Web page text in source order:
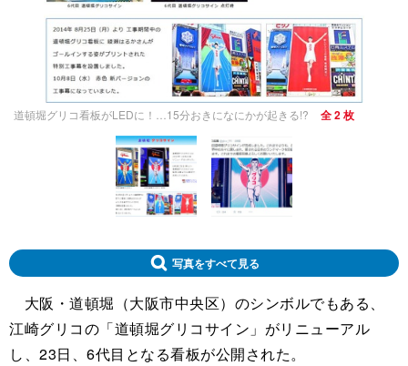
道頓堀グリコ看板がLEDに！…15分おきになにかが起きる!? 全 2 枚
写真をすべて見る
大阪・道頓堀（大阪市中央区）のシンボルでもある、
江崎グリコの「道頓堀グリコサイン」がリニューアル
し、23日、6代目となる看板が公開された。